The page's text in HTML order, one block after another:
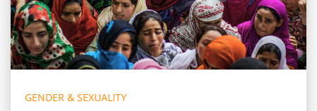
GENDER & SEXUALITY